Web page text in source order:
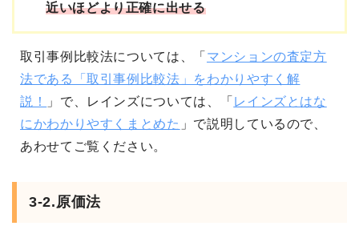
近いほどより正確に出せる
取引事例比較法については、「 マンションの査定方
法である「取引事例比較法」をわかりやすく解
説！
」で、レインズについては、「 レインズとはな
にかわかりやすくまとめた 」で説明しているので、
あわせてご覧ください。
3-2.原価法